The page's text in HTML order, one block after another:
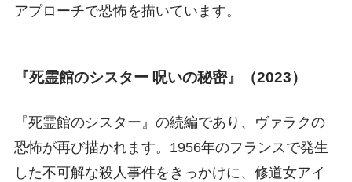
アプローチで恐怖を描いています。
『死霊館のシスター 呪いの秘密』（2023）
『死霊館のシスター』の続編であり、ヴァラクの
恐怖が再び描かれます。1956年のフランスで発生
した不可解な殺人事件をきっかけに、修道女アイ